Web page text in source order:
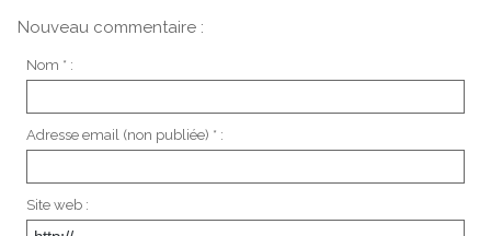
Nouveau commentaire :
Nom * :
Adresse email (non publiée) * :
Site web :